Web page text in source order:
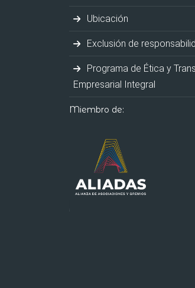
Ubicación
Exclusión de
Programa de Ética y
Empresarial Integral
Miembro de: